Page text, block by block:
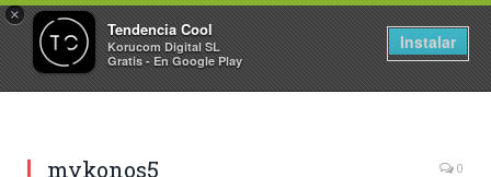
×
Tendencia Cool
Korucom Digital SL
Gratis - En Google Play
Instalar
mykonos5 0